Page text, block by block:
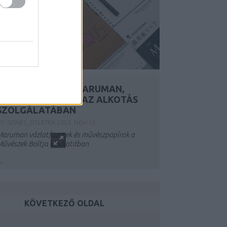
LAPRÓL LAPRA – MARUMAN,
JAPÁN PRECIZITÁS AZ ALKOTÁS
vázlatfüzetek és művészpapírok a
Boltja kínálatában
KÖVETKEZŐ OLDAL